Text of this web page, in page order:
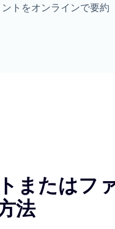
トをオンラインで要約
またはフ
法